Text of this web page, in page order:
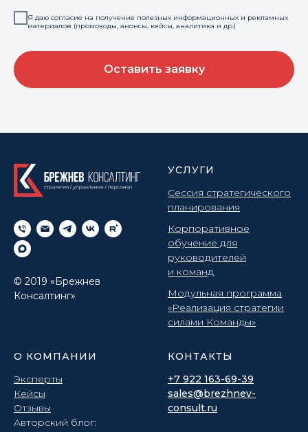
Я даю согласие на получение полезных информационных и рекламных
материалов (промокоды, анонсы, кейсы, аналитика и др.)
Оставить заявку
© 2019 «Брежнев
Консалтинг»
УСЛУГИ
Сессия стратегического
планирования
Корпоративное
обучение для
руководителей
и команд
Модульная программа
«Реализация стратегии
силами Команды»
О КОМПАНИИ
Эксперты
Кейсы
Отзывы
Авторский блог:
КОНТАКТЫ
+7 922 163-69-39
sales@brezhnev-
consult.ru